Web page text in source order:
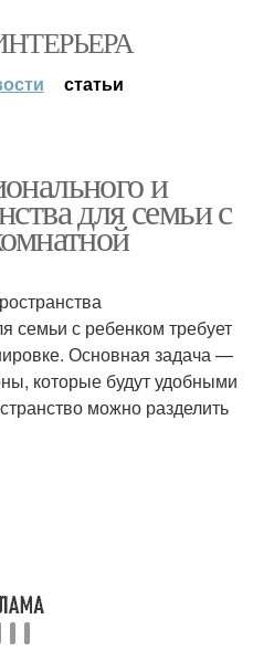
статьи
и
для семьи с
семьи с ребенком требует
Основная задача —
которые будут удобными
можно разделить